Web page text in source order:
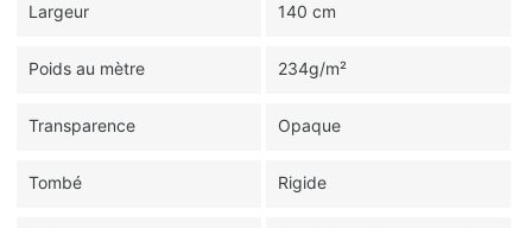
Largeur 140 cm
Poids au mètre 234g/m²
Transparence Opaque
Tombé Rigide